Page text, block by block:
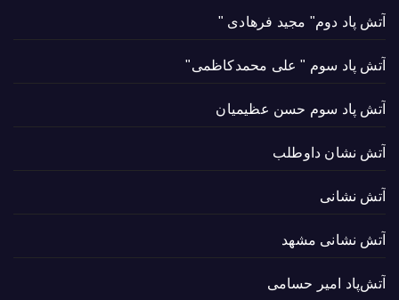
آتش پاد دوم" مجید فرهادی "
آتش پاد سوم " علی محمدکاظمی"
آتش پاد سوم حسن عظیمیان
آتش نشان داوطلب
آتش نشانی
آتش نشانی مشهد
آتش‌پاد امیر حسامی